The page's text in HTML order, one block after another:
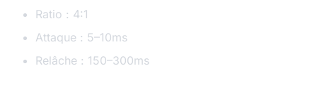
Ratio : 4:1
Attaque : 5–10ms
Relâche : 150–300ms